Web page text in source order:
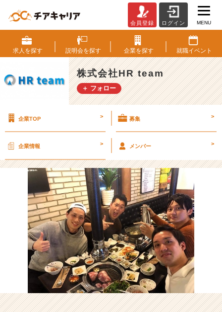
年
会
余
興
優
勝
ー
で・・・！！！
式
会
社
H
R
t
e
a
m
の
タ
イ
ム
会員登録 ログイン MENU
求人を探す 説明会を探す 企業を探す 就職イベント
株式会社HR team
＋ フォロー
企業TOP > 募集 >
企業情報 > メンバー >